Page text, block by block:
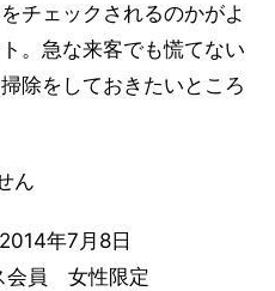
チェックされるのかがよ
。急な来客でも慌てない
除をしておきたいところ
ん
年7月8日
会員 女性限定